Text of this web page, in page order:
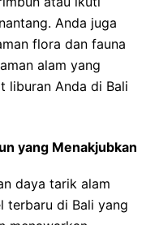
Anda juga
flora dan fauna
alam yang
liburan Anda di Bali
yang Menakjubkan
daya tarik alam
terbaru di Bali yang